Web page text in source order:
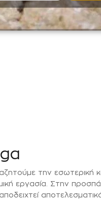
την εσωτερική
εργασία. Στην